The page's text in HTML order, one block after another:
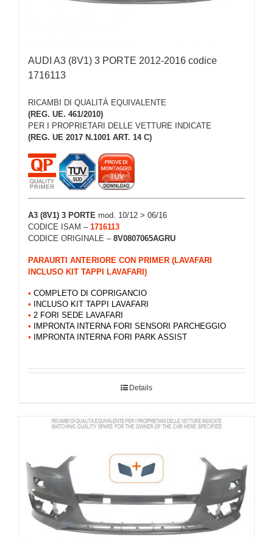
AUDI A3 (8V1) 3 PORTE 2012-2016 codice
1716113
RICAMBI DI QUALITÀ EQUIVALENTE
(REG. UE. 461/2010)
PER I PROPRIETARI DELLE VETTURE INDICATE
(REG. UE 2017 N.1001 ART. 14 C)
A3 (8V1) 3 PORTE mod. 10/12 > 06/16
CODICE ISAM – 1716113
CODICE ORIGINALE – 8V0807065AGRU
PARAURTI ANTERIORE CON PRIMER (LAVAFARI
INCLUSO KIT TAPPI LAVAFARI)
• COMPLETO DI COPRIGANCIO
•
INCLUSO KIT TAPPI LAVAFARI
• 2 FORI SEDE LAVAFARI
•
IMPRONTA INTERNA FORI SENSORI PARCHEGGIO
•
IMPRONTA INTERNA FORI PARK ASSIST
Details